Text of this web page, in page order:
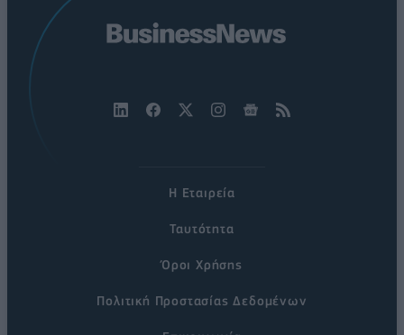
Η Εταιρεία
Ταυτότητα
Όροι Χρήσης
Πολιτική Προστασίας Δεδομένων